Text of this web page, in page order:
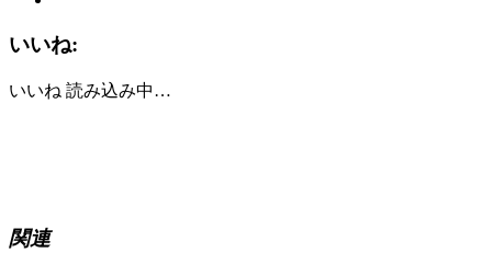
いいね:
いいね 読み込み中…
関連